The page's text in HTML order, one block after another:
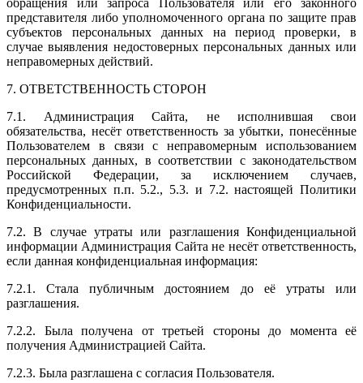
представителя либо уполномоченного органа по защите прав
субъектов персональных данных на период проверки, в
случае выявления недостоверных персональных данных или
неправомерных действий.
7. ОТВЕТСТВЕННОСТЬ СТОРОН
7.1. Администрация Сайта, не исполнившая свои
обязательства, несёт ответственность за убытки, понесённые
Пользователем в связи с неправомерным использованием
персональных данных, в соответствии с законодательством
Российской Федерации, за исключением случаев,
предусмотренных п.п. 5.2., 5.3. и 7.2. настоящей Политики
Конфиденциальности.
7.2. В случае утраты или разглашения Конфиденциальной
информации Администрация Сайта не несёт ответственность,
если данная конфиденциальная информация:
7.2.1. Стала публичным достоянием до её утраты или
разглашения.
7.2.2. Была получена от третьей стороны до момента её
получения Администрацией Сайта.
7.2.3. Была разглашена с согласия Пользователя.